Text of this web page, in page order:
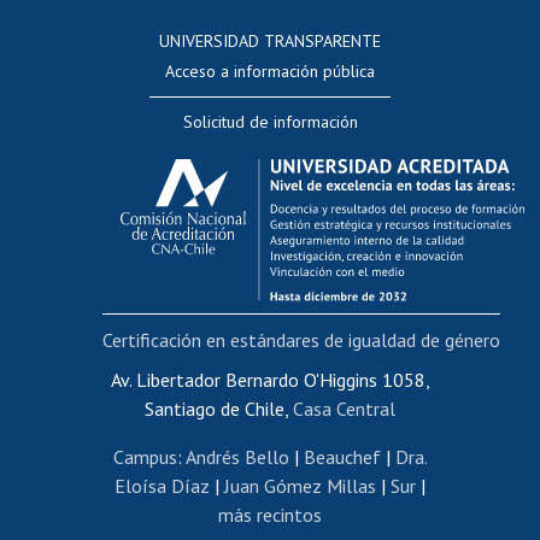
Evaluación docente
Calificación académica
Postulación al AUCAI
Funcionarias/os
Cursos internos de capacitación
Bienestar del personal
Portal de movilidad interna
Certificado de renta
Certificado de renta honorarios
Editar páginas blancas
Extranjeras/os
UNIVERSIDAD TRANSPARENTE
Acceso a información pública
Solicitud de información
Av. Libertador Bernardo O'Higgins 1058,
Santiago de Chile, Casa Central
Campus: Andrés Bello | Beauchef| Dra.
Eloísa Díaz |Juan Gómez Millas | Sur |
más recintos
Certificación en estándares de igualdad de género